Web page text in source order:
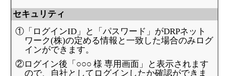
セキュリティ
①「ログインID」と「パスワード」がDRPネット
ワーク(株)の定める情報と一致した場合のみログ
インができます。
②ログイン後「○○○ 様 専用画面」と表示されます
ので、自社としてログインしたか確認ができま